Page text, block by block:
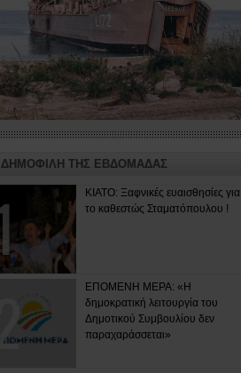
ΔΗΜΟΦΙΛΗ ΤΗΣ ΕΒΔΟΜΑΔΑΣ
ΚΙΑΤΟ: Ξαφνικές ευαισθησίες για
το καθεστώς Σταματόπουλου !
ΕΠΟΜΕΝΗ ΜΕΡΑ: «Η
δημοκρατική λειτουργία του
Δημοτικού Συμβουλίου δεν
παραχαράσσεται»